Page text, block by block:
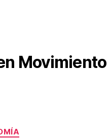
Movimiento